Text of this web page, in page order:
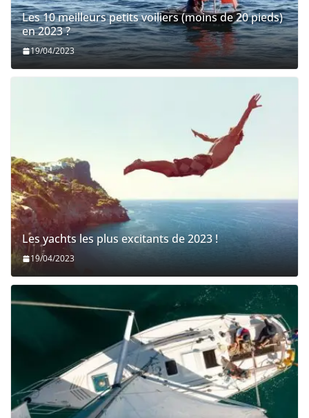
Les 10 meilleurs petits voiliers (moins de 20 pieds)
en 2023 ?
19/04/2023
Les yachts les plus excitants de 2023 !
19/04/2023